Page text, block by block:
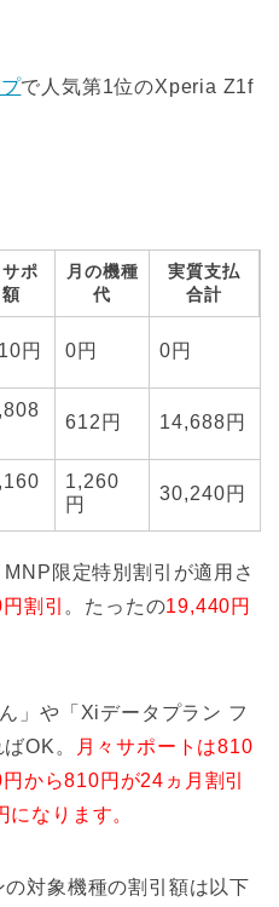
で人気第1位のXperia Z1f
サポ
額
月の機種
代
実質支払
合計
円 0円 0円
612円 14,688円
1,260
円
30,240円
限定特別割引が適用さ
割引 。たったの19,440円
」や「Xiデータプラン フ
OK。
月々サポートは810
から810円が24ヵ月割引
なります。
対象機種の割引額は以下